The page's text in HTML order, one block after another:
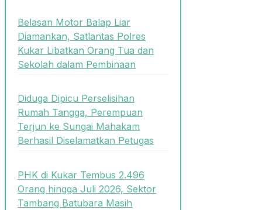
Belasan Motor Balap Liar
Diamankan, Satlantas Polres
Kukar Libatkan Orang Tua dan
Sekolah dalam Pembinaan
Diduga Dipicu Perselisihan
Rumah Tangga, Perempuan
Terjun ke Sungai Mahakam
Berhasil Diselamatkan Petugas
PHK di Kukar Tembus 2.496
Orang hingga Juli 2026, Sektor
Tambang Batubara Masih